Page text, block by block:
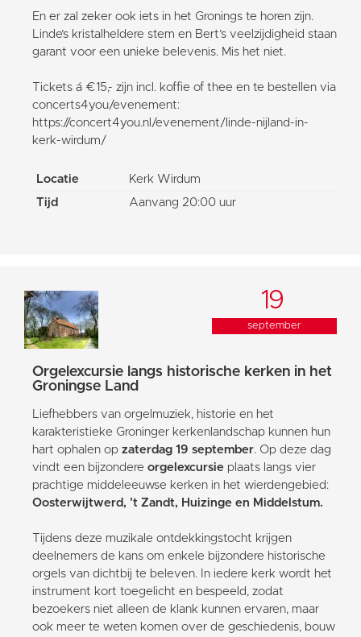
En er zal zeker ook iets in het Gronings te horen zijn.
Linde’s kristalheldere stem en Bert’s veelzijdigheid staan
garant voor een unieke belevenis. Mis het niet.
Tickets á €15,- zijn incl. koffie of thee en te bestellen via
concerts4you/evenement:
https://concert4you.nl/evenement/linde-nijland-in-
kerk-wirdum/
Locatie
Kerk Wirdum
Tijd
Aanvang 20:00 uur
19
september
Orgelexcursie langs historische kerken in het
Groningse Land
Liefhebbers van orgelmuziek, historie en het
karakteristieke Groninger kerkenlandschap kunnen hun
hart ophalen op zaterdag 19 september. Op deze dag
vindt een bijzondere orgelexcursie plaats langs vier
prachtige middeleeuwse kerken in het wierdengebied:
Oosterwijtwerd, ’t Zandt, Huizinge en Middelstum.
Tijdens deze muzikale ontdekkingstocht krijgen
deelnemers de kans om enkele bijzondere historische
orgels van dichtbij te beleven. In iedere kerk wordt het
instrument kort toegelicht en bespeeld, zodat
bezoekers niet alleen de klank kunnen ervaren, maar
ook meer te weten komen over de geschiedenis, bouw